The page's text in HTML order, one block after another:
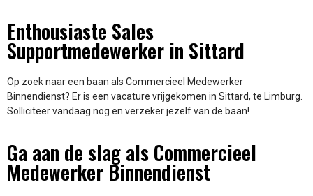
Enthousiaste Sales
Supportmedewerker in Sittard
Op zoek naar een baan als Commercieel Medewerker
Binnendienst? Er is een vacature vrijgekomen in Sittard, te Limburg.
Solliciteer vandaag nog en verzeker jezelf van de baan!
Ga aan de slag als Commercieel
Medewerker Binnendienst